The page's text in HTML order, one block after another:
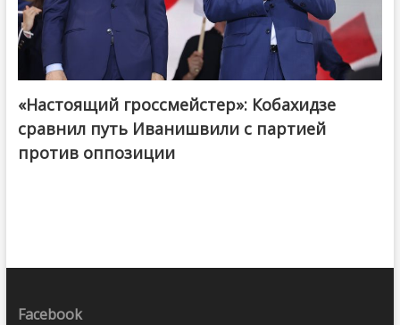
@ქართული ოცნება / Georgian Dream
«Настоящий гроссмейстер»: Кобахидзе
сравнил путь Иванишвили с партией
против оппозиции
Facebook